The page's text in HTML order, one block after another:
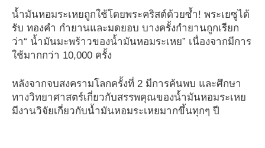
น้ำมันหอมระเหยถูกใช้โดยพระคริสต์ด้วยซ้ำ! พระเยซูได้
รับ ทองคำ กำยานและมดยอบ บางครั้งกำยานถูกเรียก
ว่า“ น้ำมันมะพร้าวของน้ำมันหอมระเหย” เนื่องจากมีการ
ใช้มากกว่า 10,000 ครั้ง
หลังจากจบสงครามโลกครั้งที่ 2 มีการค้นพบ และศึกษา
ทางวิทยาศาสตร์เกี่ยวกับสรรพคุณของน้ำมันหอมระเหย
มีงานวิจัยเกี่ยวกับน้ำมันหอมระเหยมากขึ้นทุกๆ ปี